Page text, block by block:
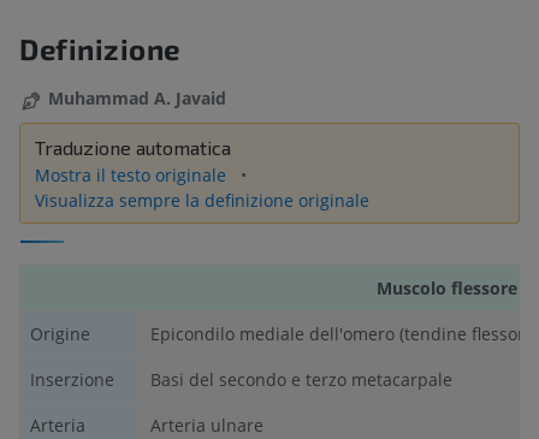
Definizione
Muhammad A. Javaid
Traduzione automatica
Mostra il testo originale
Visualizza sempre la definizione originale
Muscolo flessore
Origine
Epicondilo mediale dell'omero (tendine flessore
Inserzione
Basi del secondo e terzo metacarpale
Arteria
Arteria ulnare